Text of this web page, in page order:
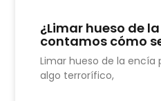
¿Limar hueso de
contamos cómo
Limar hueso de la encía
algo terrorífico,